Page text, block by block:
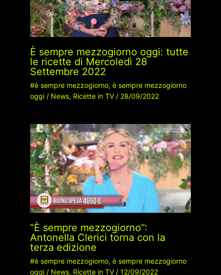
È sempre mezzogiorno oggi: tutte
le ricette di Mercoledì 28
Settembre 2022
#è sempre mezzogiorno, è sempre mezzogiorno
oggi/ News, Ricette in TV/ 28/09/2022
“È sempre mezzogiorno”:
Antonella Clerici torna con la
terza edizione
#è sempre mezzogiorno, è sempre mezzogiorno
oggi/ News, Ricette in TV/ 12/09/2022